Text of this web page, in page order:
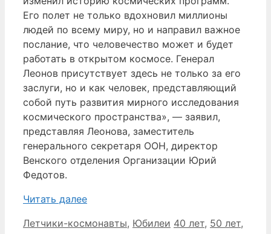
Его полет не только вдохновил миллионы
людей по всему миру, но и направил важное
послание, что человечество может и будет
работать в открытом космосе. Генерал
Леонов присутствует здесь не только за его
заслуги, но и как человек, представляющий
собой путь развития мирного исследования
космического пространства», — заявил,
представляя Леонова, заместитель
генерального секретаря ООН, директор
Венского отделения Организации Юрий
Федотов.
Читать далее
Рубрики
Летчики-космонавты, Юбилеи Метки
40 лет, 50 лет,